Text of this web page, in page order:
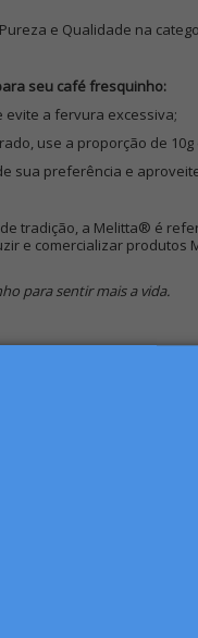
e Qualidade na
seu café fresquinho:
evite a fervura excessiva;
use a proporção de
sua preferência e
tradição, a Melitta® é
e comercializar produtos
para sentir mais a vida.